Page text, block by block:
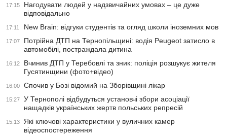
17:15
Нагодувати людей у надзвичайних умовах – це дуже
відповідально
17:11 New Brain: відгуки студентів та огляд школи іноземних мов
17:07
Потрійна ДТП на Тернопільщині: водія Peugeot затисло в
автомобілі, постраждала дитина
16:12
Вчинив ДТП у Теребовлі та зник: поліція розшукує жителя
Гусятинщини (фото+відео)
16:00 Спочив у Бозі відомий на Зборівщині лікар
15:27
У Тернополі відбудуться установчі збори асоціації
нащадків українських жертв польських репресій
15:13
Які ключові характеристики у вуличних камер
відеоспостереження